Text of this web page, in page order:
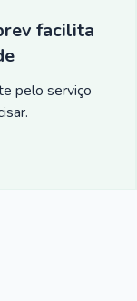
facilita
pelo serviço